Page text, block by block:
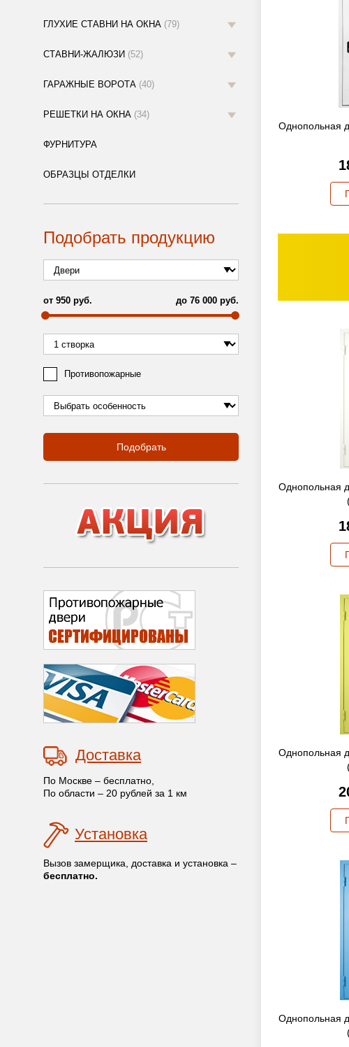
ГЛУХИЕ СТАВНИ НА ОКНА (79)
СТАВНИ-ЖАЛЮЗИ (52)
ГАРАЖНЫЕ ВОРОТА (40)
РЕШЕТКИ НА ОКНА (34)
ФУРНИТУРА
ОБРАЗЦЫ ОТДЕЛКИ
Подобрать продукцию
от 950 руб. до 76 000 руб.
Противопожарные
Подобрать
Доставка
По Москве – бесплатно,
По области – 20 рублей за 1 км
Установка
Вызов замерщика, доставка и установка –
бесплатно.
Однопольная
Однопольная
Однопольная
Однопольная